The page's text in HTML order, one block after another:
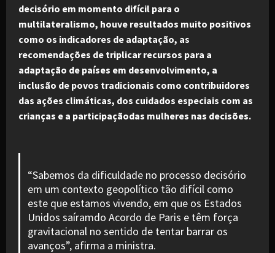
decisório em momento difícil para o
multilateralismo, houve resultados muito positivos
como os indicadores de adaptação, as
recomendações de triplicar recursos para a
adaptação de países em desenvolvimento, a
inclusão de povos tradicionais como contribuidores
das ações climáticas, dos cuidados especiais com as
crianças e a participaçãodas mulheres nas decisões.
“Sabemos da dificuldade no processo decisório
em um contexto geopolítico tão difícil como
este que estamos vivendo, em que os Estados
Unidos saíramdo Acordo de Paris e têm força
gravitacional no sentido de tentar barrar os
avanços”, afirma a ministra.